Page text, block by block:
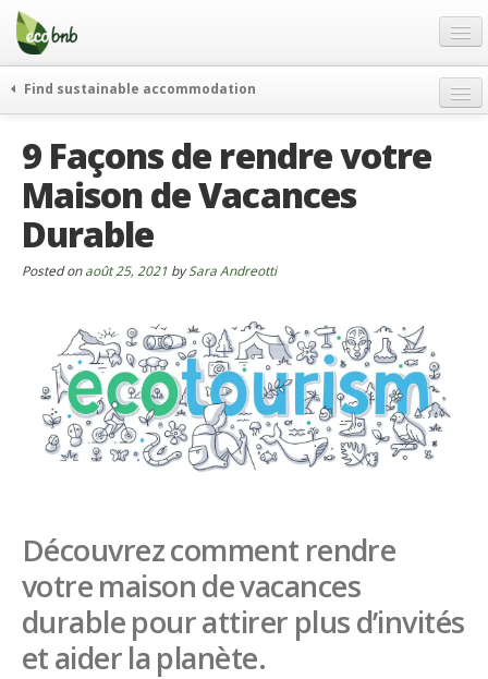
Menu
Skip
content
Offres Spéciales
FAQ
À propos
Partenaires
Contacts
German
English
Spanish
Find sustainable accommodation
9 Façons de rendre votre
Maison de Vacances
Durable
Posted onaoût 25, 2021 bySara Andreotti
Découvrez comment rendre
votre maison de vacances
durable pour attirer plus d’invités
et aider la planète.